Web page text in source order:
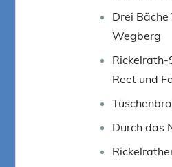
Drei
Wegberg
Rickelrath-
Reet und
Durch das